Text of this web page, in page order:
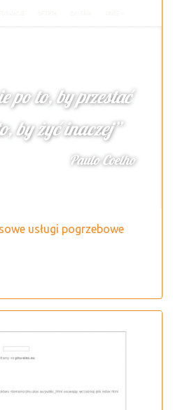
usługi pogrzebowe